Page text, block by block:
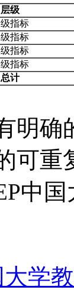
层级
指标
指标
指标
级指标
总计
明确
可重
中
大